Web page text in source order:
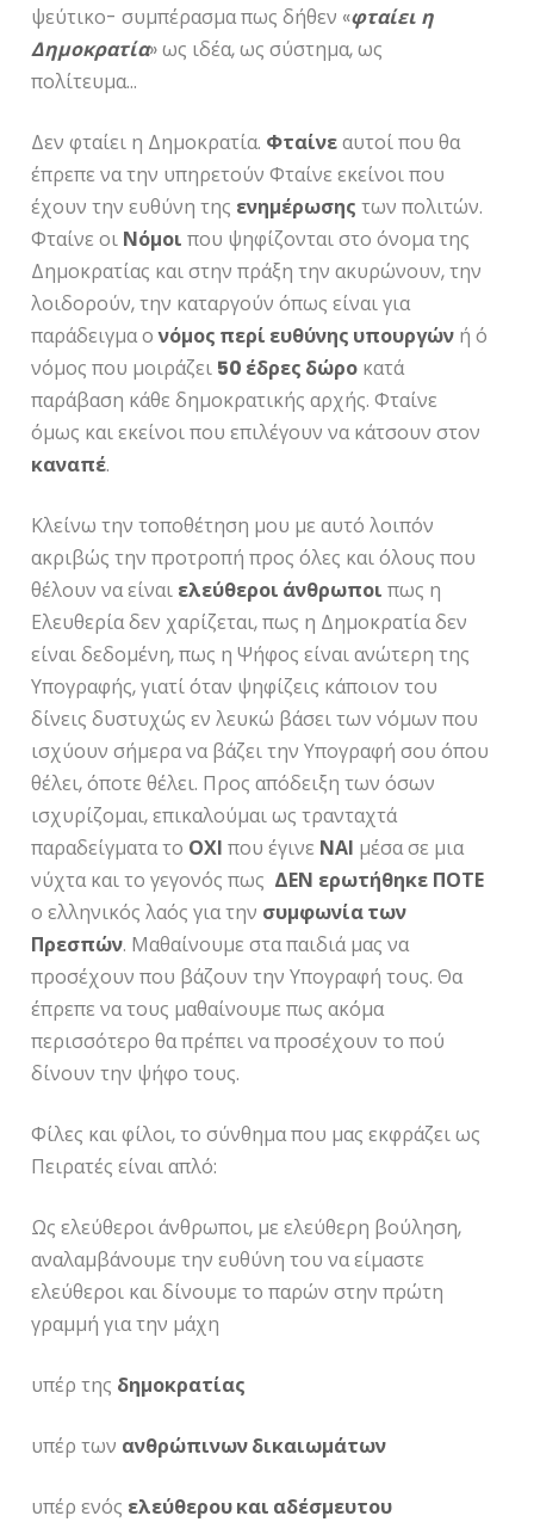
ψεύτικο- συμπέρασμα πως δήθεν «φταίει η
Δημοκρατία» ως ιδέα, ως σύστημα, ως
πολίτευμα…
Δεν φταίει η Δημοκρατία. Φταίνεαυτοί που θα
έπρεπε να την υπηρετούν Φταίνε εκείνοι που
έχουν την ευθύνη της ενημέρωσης των πολιτών.
Φταίνε οι Νόμοι που ψηφίζονται στο όνομα της
Δημοκρατίας και στην πράξη την ακυρώνουν, την
λοιδορούν, την καταργούν όπως είναι για
παράδειγμα ονόμος περί ευθύνης υπουργών ή ό
νόμος που μοιράζει 50 έδρες δώρο κατά
παράβαση κάθε δημοκρατικής αρχής. Φταίνε
όμως και εκείνοι που επιλέγουν να κάτσουν στον
καναπέ.
Κλείνω την τοποθέτηση μου με αυτό λοιπόν
ακριβώς την προτροπή προς όλες και όλους που
θέλουν να είναι ελεύθεροι άνθρωποι πως η
Ελευθερία δεν χαρίζεται, πως η Δημοκρατία δεν
είναι δεδομένη, πως η Ψήφος είναι ανώτερη της
Υπογραφής, γιατί όταν ψηφίζεις κάποιον του
δίνεις δυστυχώς εν λευκώ βάσει των νόμων που
ισχύουν σήμερα να βάζει την Υπογραφή σου όπου
θέλει, όποτε θέλει. Προς απόδειξη των όσων
ισχυρίζομαι, επικαλούμαι ως τρανταχτά
παραδείγματα το ΟΧΙ που έγινε ΝΑΙ μέσα σε μια
νύχτα και το γεγονός πως ΔΕΝ ερωτήθηκε ΠΟΤΕ
ο ελληνικός λαός για την συμφωνία των
Πρεσπών. Μαθαίνουμε στα παιδιά μας να
προσέχουν που βάζουν την Υπογραφή τους. Θα
έπρεπε να τους μαθαίνουμε πως ακόμα
περισσότερο θα πρέπει να προσέχουν το πού
δίνουν την ψήφο τους.
Φίλες και φίλοι, το σύνθημα που μας εκφράζει ως
Πειρατές είναι απλό:
Ως ελεύθεροι άνθρωποι, με ελεύθερη βούληση,
αναλαμβάνουμε την ευθύνη του να είμαστε
ελεύθεροι και δίνουμε το παρών στην πρώτη
γραμμή για την μάχη
υπέρ της δημοκρατίας
υπέρ των ανθρώπινων δικαιωμάτων
υπέρ ενός ελεύθερου και αδέσμευτου